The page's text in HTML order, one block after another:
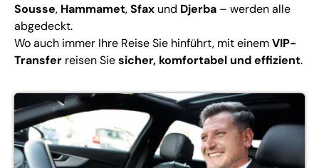
Sousse, Hammamet,Sfax und Djerba – werden alle
abgedeckt.
Wo auch immer Ihre Reise Sie hinführt, mit einemVIP-
Transfer reisen Siesicher, komfortabel und effizient.